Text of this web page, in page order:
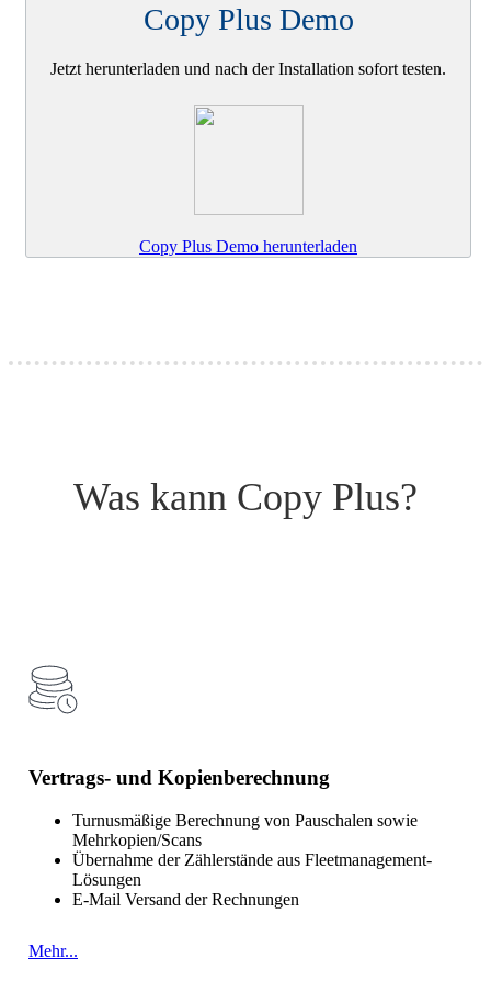
Copy Plus Demo
Jetzt herunterladen und nach der Installation sofort testen.
Copy Plus Demo herunterladen
Was kann Copy Plus?
Vertrags- und Kopienberechnung
Turnusmäßige Berechnung von Pauschalen sowie
Mehrkopien/Scans
Übernahme der Zählerstände aus Fleetmanagement-
Lösungen
E-Mail Versand der Rechnungen
Mehr...